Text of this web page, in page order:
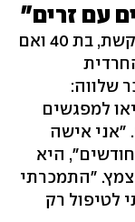
עם זרים"
שרי היא מפקחת חינוכית ומרצה מבוקשת, בת 40 ואם
שלווה:
למפגשים
"אני אישה
היא
"התמכרתי
לטיפול רק